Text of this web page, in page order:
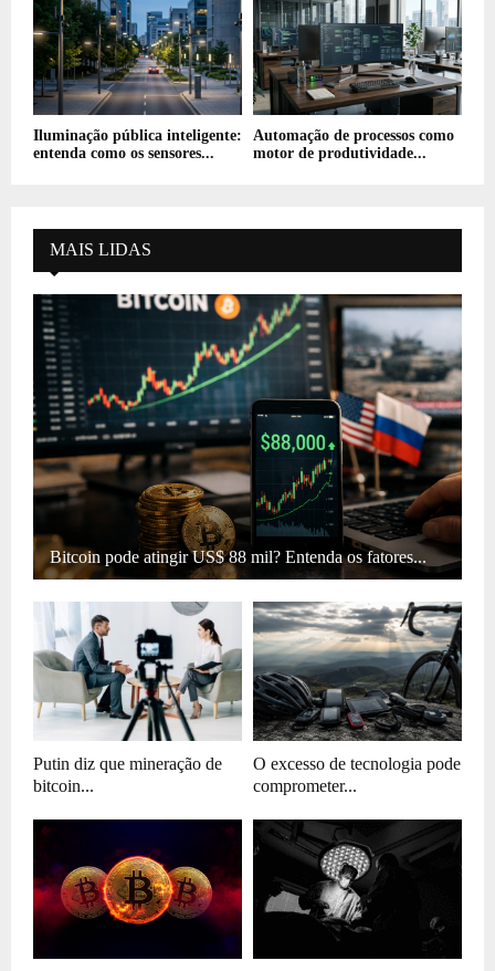
Iluminação pública inteligente:
entenda como os sensores...
Automação de processos como
motor de produtividade...
MAIS LIDAS
Bitcoin pode atingir US$ 88 mil? Entenda os fatores...
Putin diz que mineração de
bitcoin...
O excesso de tecnologia pode
comprometer...